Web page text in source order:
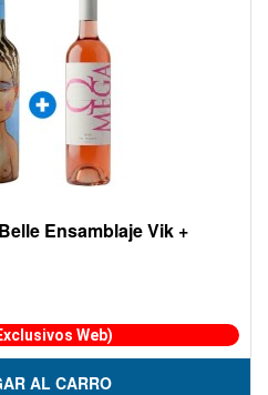
Ensamblaje Vik +
Web)
AL CARRO